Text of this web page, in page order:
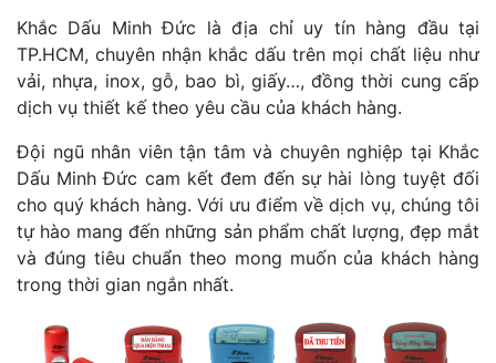
Khắc Dấu Minh Đức là địa chỉ uy tín hàng đầu tại
TP.HCM, chuyên nhận khắc dấu trên mọi chất liệu như
vải, nhựa, inox, gỗ, bao bì, giấy…, đồng thời cung cấp
dịch vụ thiết kế theo yêu cầu của khách hàng.
Đội ngũ nhân viên tận tâm và chuyên nghiệp tại Khắc
Dấu Minh Đức cam kết đem đến sự hài lòng tuyệt đối
cho quý khách hàng. Với ưu điểm về dịch vụ, chúng tôi
tự hào mang đến những sản phẩm chất lượng, đẹp mắt
và đúng tiêu chuẩn theo mong muốn của khách hàng
trong thời gian ngắn nhất.